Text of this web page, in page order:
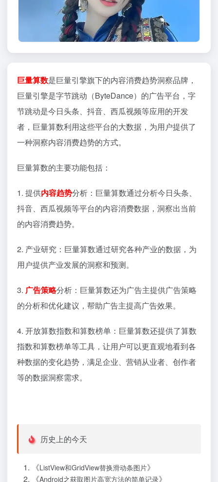
巨量算数是巨量引擎旗下的内容消费趋势洞察品牌，
巨量引擎是字节跳动（ByteDance）的广告平台，字
节跳动是今日头条、抖音、西瓜视频等应用的开发
者，巨量算数利用这些平台的大数据，为用户提供了
一种洞察内容消费趋势的方式。
巨量算数的主要功能包括：
1. 提供内容趋势分析：巨量算数通过分析今日头条、
抖音、西瓜视频等平台的内容消费数据，洞察出当前
的内容消费趋势。
2. 产业研究：巨量算数通过研究各种产业的数据，为
用户提供产业发展的洞察和预测。
3. 广告策略分析：巨量算数还为广告主提供广告策略
的分析和优化建议，帮助广告主提高广告效果。
4. 开放算数指数和算数榜单：巨量算数还提供了算数
指数和算数榜单等工具，让用户可以更直观地看到各
种数据的变化趋势，满足企业、营销从业者、创作者
等的数据洞察需求。
历史上的今天
《ListView和GridView替换滑动条图片》
《Android之获取图片高宽方法的简单记录》